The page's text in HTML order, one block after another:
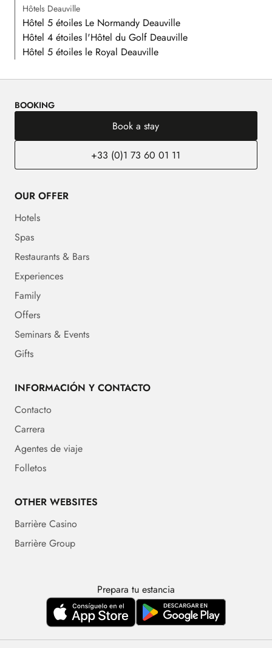
Hôtels Deauville
Hôtel 5 étoiles Le Normandy Deauville
Hôtel 4 étoiles l'Hôtel du Golf Deauville
Hôtel 5 étoiles le Royal Deauville
BOOKING
Book a stay
+33 (0)1 73 60 01 11
OUR OFFER
Hotels
Spas
Restaurants & Bars
Experiences
Family
Offers
Seminars & Events
Gifts
INFORMACIÓN Y CONTACTO
Contacto
Carrera
Agentes de viaje
Folletos
OTHER WEBSITES
Barrière Casino
Barrière Group
Prepara tu estancia